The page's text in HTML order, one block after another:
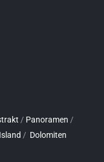
/ Panoramen /
Island / Dolomiten